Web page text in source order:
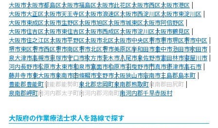
大阪市大阪市都島区大阪市福島区大阪市此花区大阪市西区大阪市港区
大阪市大正区大阪市天王寺区大阪市浪速区大阪市西淀川区大阪市東淀川区
大阪市東成区大阪市生野区大阪市旭区大阪市城東区大阪市阿倍野区
大阪市住吉区大阪市東住吉区大阪市西成区大阪市淀川区大阪市鶴見区
大阪市住之江区大阪市平野区大阪市北区大阪市中央区堺市堺市堺区堺市中区
堺市東区堺市西区堺市南区堺市北区堺市美原区岸和田市豊中市池田市吹田市
泉大津市高槻市貝塚市守口市枚方市茨木市八尾市泉佐野市富田林市寝屋川市
河内長野市松原市大東市和泉市箕面市柏原市羽曳野市門真市摂津市高石市
藤井寺市東大阪市泉南市四條畷市交野市大阪狭山市阪南市三島郡島本町
豊能郡豊能町豊能郡能勢町泉北郡忠岡町泉南郡熊取町泉南郡田尻町
泉南郡岬町南河内郡太子町南河内郡河南町南河内郡千早赤阪村
大阪府の作業療法士求人を路線で探す